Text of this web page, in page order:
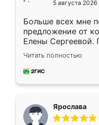
5 августа 2026
Больше всех мне
предложение от
Елены
короткие сроки
для замера
предложил по
Читать полностью
Ярослава